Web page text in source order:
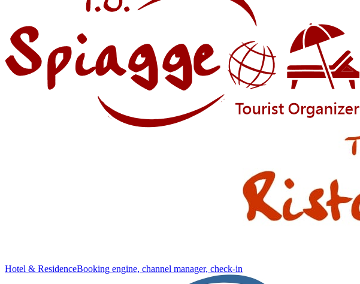
Hotel & ResidenceBooking engine, channel manager, check-in